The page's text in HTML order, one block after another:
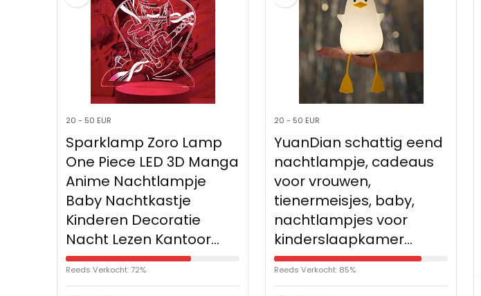
20 - 50 EUR
Sparklamp Zoro Lamp
One Piece LED 3D Manga
Anime Nachtlampje
Baby Nachtkastje
Kinderen Decoratie
Nacht Lezen Kantoor…
Reeds Verkocht: 72%
20 - 50 EUR
YuanDian schattig eend
nachtlampje, cadeaus
voor vrouwen,
tienermeisjes, baby,
nachtlampjes voor
kinderslaapkamer…
Reeds Verkocht: 85%